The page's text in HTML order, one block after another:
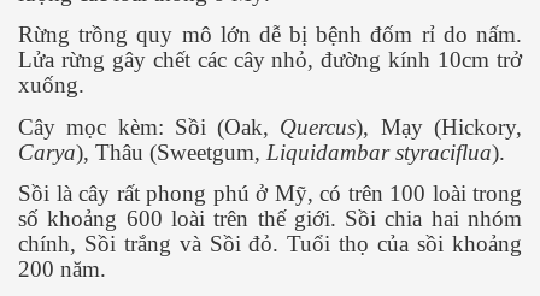
Rừng trồng quy mô lớn dễ bị bệnh đốm rỉ do nấm.
Lửa rừng gây chết các cây nhỏ, đường kính 10cm trở
xuống.
Cây mọc kèm: Sồi (Oak, Quercus), Mạy (Hickory,
Carya), Thâu (Sweetgum, Liquidambar styraciflua).
Sồi là cây rất phong phú ở Mỹ, có trên 100 loài trong
số khoảng 600 loài trên thế giới. Sồi chia hai nhóm
chính, Sồi trắng và Sồi đỏ. Tuổi thọ của sồi khoảng
200 năm.
3
4
5
6
7